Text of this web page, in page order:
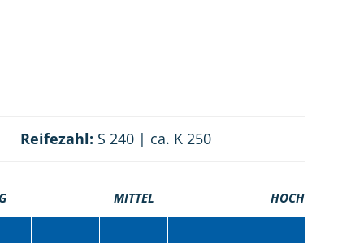
Reifezahl: S 240 | ca. K 250
MITTEL HOCH